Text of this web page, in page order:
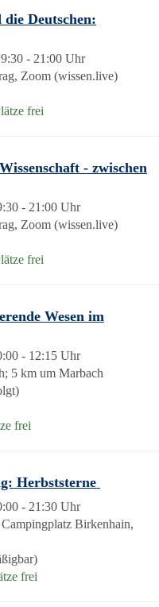
Deutschen:
- 21:00 Uhr
Zoom (wissen.live)
frei
- zwischen
- 21:00 Uhr
Zoom (wissen.live)
frei
Wesen im
- 12:15 Uhr
5 km um Marbach
frei
Herbststerne
- 21:30 Uhr
Birkenhain,
frei